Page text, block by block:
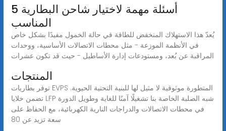
5 أسئلة مهمة لاختيار شاحن البطارية
المناسب
يُعدّ هذا الاستهلاك المنخفض للطاقة في حالة الخمول مفيدًا بشكل خاص
في الأنظمة الموزعة - مثل محطات الاتصالات الأساسية، ووحدات
المراقبة عن بُعد، ومستودعات إدارة الأساطيل - حيث قد تكون عشرات
المنتجات
توفر بطاريات EVPS المتطورة موثوقية لا مثيل لها للبنية التحتية الحيوية.
تضمن خلايا LFP شبه الصلبة الخاصة بنا تشغيلًا آمنًا للغاية وطويل الدورة
في محطات الاتصالات والدراجات النارية الكهربائية، مع الحفاظ على
سعة تزيد عن 80